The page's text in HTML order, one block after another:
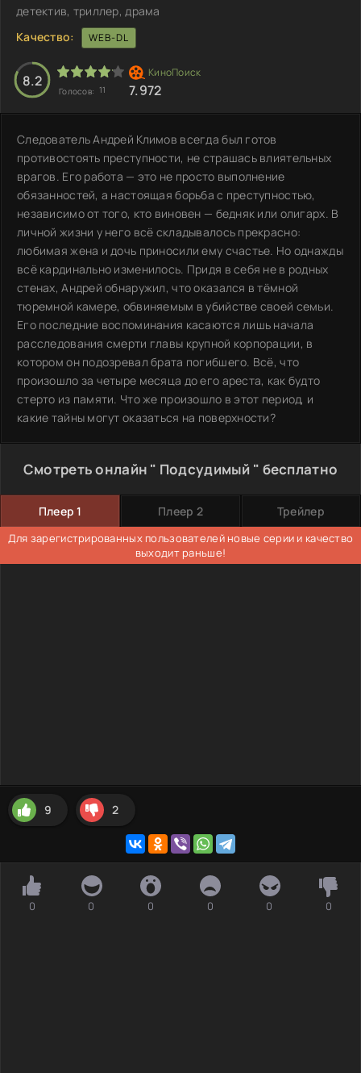
детектив, триллер, драма
Качество:
WEB-DL
8.2
Голосов: 11 7.972
Следователь Андрей Климов всегда был готов
противостоять преступности, не страшась влиятельных
врагов. Его работа — это не просто выполнение
обязанностей, а настоящая борьба с преступностью,
независимо от того, кто виновен — бедняк или олигарх. В
личной жизни у него всё складывалось прекрасно:
любимая жена и дочь приносили ему счастье. Но однажды
всё кардинально изменилось. Придя в себя не в родных
стенах, Андрей обнаружил, что оказался в тёмной
тюремной камере, обвиняемым в убийстве своей семьи.
Его последние воспоминания касаются лишь начала
расследования смерти главы крупной корпорации, в
котором он подозревал брата погибшего. Всё, что
произошло за четыре месяца до его ареста, как будто
стерто из памяти. Что же произошло в этот период, и
какие тайны могут оказаться на поверхности?
Смотреть онлайн " Подсудимый " бесплатно
Плеер 1 Плеер 2 Трейлер
Для зарегистрированных пользователей новые серии и качество
выходит раньше!
9 2
0 0 0 0 0 0